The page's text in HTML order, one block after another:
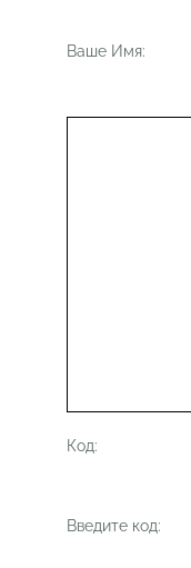
Ваше Имя:
Код:
Введите код: